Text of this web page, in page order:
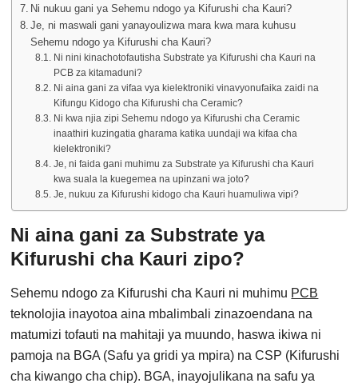
Ni nukuu gani ya Sehemu ndogo ya Kifurushi cha Kauri?
Je, ni maswali gani yanayoulizwa mara kwa mara kuhusu
Sehemu ndogo ya Kifurushi cha Kauri?
Ni nini kinachotofautisha Substrate ya Kifurushi cha Kauri na
PCB za kitamaduni?
Ni aina gani za vifaa vya kielektroniki vinavyonufaika zaidi na
Kifungu Kidogo cha Kifurushi cha Ceramic?
Ni kwa njia zipi Sehemu ndogo ya Kifurushi cha Ceramic
inaathiri kuzingatia gharama katika uundaji wa kifaa cha
kielektroniki?
Je, ni faida gani muhimu za Substrate ya Kifurushi cha Kauri
kwa suala la kuegemea na upinzani wa joto?
Je, nukuu za Kifurushi kidogo cha Kauri huamuliwa vipi?
Ni aina gani za Substrate ya
Kifurushi cha Kauri zipo?
Sehemu ndogo za Kifurushi cha Kauri ni muhimu PCB
teknolojia inayotoa aina mbalimbali zinazoendana na
matumizi tofauti na mahitaji ya muundo, haswa ikiwa ni
pamoja na BGA (Safu ya gridi ya mpira) na CSP (Kifurushi
cha kiwango cha chip). BGA, inayojulikana na safu ya